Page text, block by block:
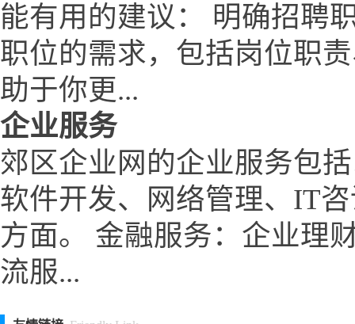
能有用的建议： 明确招聘
职位的需求，包括岗位职
助于你更...
企业服务
郊区企业网的企业服务包
软件开发、网络管理、IT
方面。 金融服务：企业理
流服...